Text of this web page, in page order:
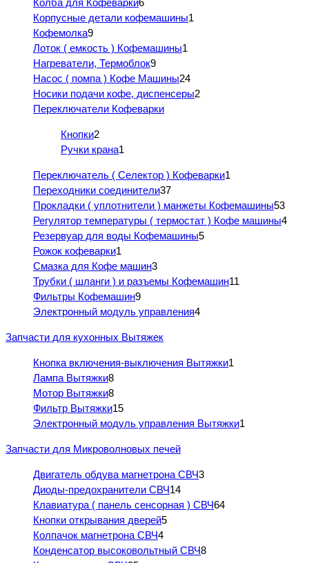
Колба для Кофеварки6
Корпусные детали кофемашины1
Кофемолка9
Лоток ( емкость ) Кофемашины1
Нагреватели, Термоблок9
Насос ( помпа ) Кофе Машины24
Носики подачи кофе, диспенсеры2
Переключатели Кофеварки
Кнопки2
Ручки крана1
Переключатель ( Селектор ) Кофеварки1
Переходники соединители37
Прокладки ( уплотнители ) манжеты Кофемашины53
Регулятор температуры ( термостат ) Кофе машины4
Резервуар для воды Кофемашины5
Рожок кофеварки1
Смазка для Кофе машин3
Трубки ( шланги ) и разъемы Кофемашин11
Фильтры Кофемашин9
Электронный модуль управления4
Запчасти для кухонных Вытяжек
Кнопка включения-выключения Вытяжки1
Лампа Вытяжки8
Мотор Вытяжки8
Фильтр Вытяжки15
Электронный модуль управления Вытяжки1
Запчасти для Микроволновых печей
Двигатель обдува магнетрона СВЧ3
Диоды-предохранители СВЧ14
Клавиатура ( панель сенсорная ) СВЧ64
Кнопки открывания дверей5
Колпачок магнетрона СВЧ4
Конденсатор высоковольтный СВЧ8